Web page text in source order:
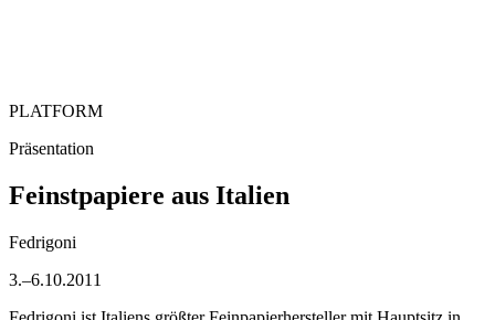
PLATFORM
Präsentation
Feinstpapiere aus Italien
Fedrigoni
3.–6.10.2011